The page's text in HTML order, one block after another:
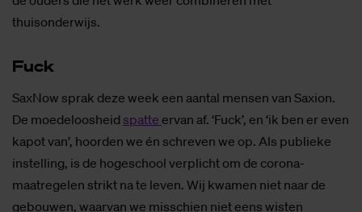
thuisonderwijs.
Fuck
SaxNow sprak deze week een aantal mensen van Saxion.
De moedeloosheid spatte ervan af. ‘Fuck’, en ‘ik ben er even
kapot van’, hoorden we én schreven we op. Als publieke
instelling, is de hogeschool verplicht om de corona-
maatregelen strikt na te leven. Wij kwamen niet naar de
gebouwen, waarvan we misschien niet eens wisten